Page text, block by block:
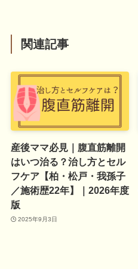
関連記事
産後ママ必見｜腹直筋離開
はいつ治る？治し方とセル
フケア【柏・松戸・我孫子
／施術歴22年】｜2026年度
版
2025年9月3日